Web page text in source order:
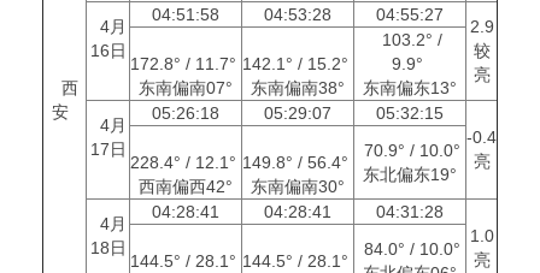
西
安
4月
16日
04:51:58 04:53:28 04:55:27
2.9
较
亮
172.8° / 11.7°
东南偏南07°
142.1° / 15.2°
东南偏南38°
103.2° /
9.9°
东南偏东13°
4月
17日
05:26:18 05:29:07
05:32:15
-0.4
亮
228.4° / 12.1°
西南偏西42°
149.8° / 56.4°
东南偏南30°
70.9° / 10.0°
东北偏东19°
4月
18日
04:28:41 04:28:41
04:31:28
1.0
亮
144.5° / 28.1° 144.5° / 28.1°
84.0° / 10.0°